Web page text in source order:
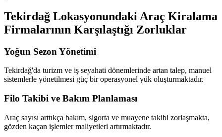
Tekirdağ Lokasyonundaki Araç Kiralama
Firmalarının Karşılaştığı Zorluklar
Yoğun Sezon Yönetimi
Tekirdağ'da turizm ve iş seyahati dönemlerinde artan talep, manuel
sistemlerle yönetilmesi güç bir operasyonel yük oluşturmaktadır.
Filo Takibi ve Bakım Planlaması
Araç sayısı arttıkça bakım, sigorta ve muayene takibi zorlaşmakta,
gözden kaçan işlemler maliyetleri artırmaktadır.